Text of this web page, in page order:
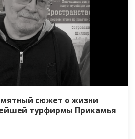
сюжет о жизни
турфирмы Прикамья